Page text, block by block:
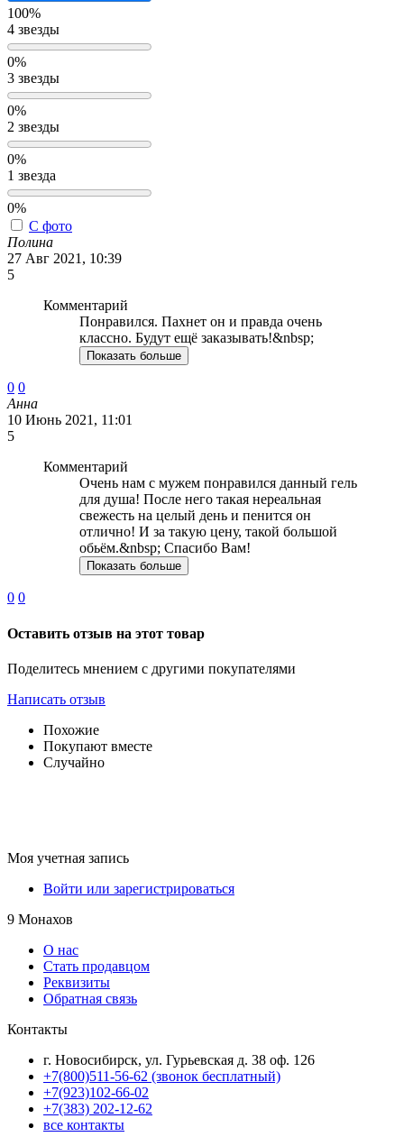
100%
4 звезды
0%
3 звезды
0%
2 звезды
0%
1 звезда
0%
С фото
Полина
27 Авг 2021, 10:39
5
Комментарий
Понравился. Пахнет он и правда очень
классно. Будут ещё заказывать!&nbsp;
Показать больше
0 0
Анна
10 Июнь 2021, 11:01
5
Комментарий
Очень нам с мужем понравился данный гель
для душа! После него такая нереальная
свежесть на целый день и пенится он
отлично! И за такую цену, такой большой
обьём.&nbsp; Спасибо Вам!
Показать больше
0 0
Оставить отзыв на этот товар
Поделитесь мнением с другими покупателями
Написать отзыв
Похожие
Покупают вместе
Случайно
Моя учетная запись
Войти или зарегистрироваться
9 Монахов
О нас
Стать продавцом
Реквизиты
Обратная связь
Контакты
г. Новосибирск, ул. Гурьевская д. 38 оф. 126
+7(800)511-56-62 (звонок бесплатный)
+7(923)102-66-02
+7(383) 202-12-62
все контакты